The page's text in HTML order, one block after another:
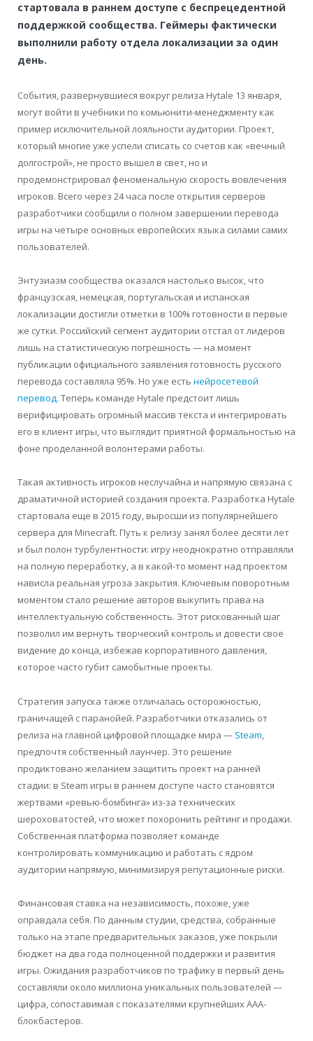
стартовала в раннем доступе с беспрецедентной
поддержкой сообщества. Геймеры фактически
выполнили работу отдела локализации за один
день.
События, развернувшиеся вокруг релиза Hytale 13 января,
могут войти в учебники по комьюнити-менеджменту как
пример исключительной лояльности аудитории. Проект,
который многие уже успели списать со счетов как «вечный
долгострой», не просто вышел в свет, но и
продемонстрировал феноменальную скорость вовлечения
игроков. Всего через 24 часа после открытия серверов
разработчики сообщили о полном завершении перевода
игры на четыре основных европейских языка силами самих
пользователей.
Энтузиазм сообщества оказался настолько высок, что
французская, немецкая, португальская и испанская
локализации достигли отметки в 100% готовности в первые
же сутки. Российский сегмент аудитории отстал от лидеров
лишь на статистическую погрешность — на момент
публикации официального заявления готовность русского
перевода составляла 95%. Но уже есть нейросетевой
перевод. Теперь команде Hytale предстоит лишь
верифицировать огромный массив текста и интегрировать
его в клиент игры, что выглядит приятной формальностью на
фоне проделанной волонтерами работы.
Такая активность игроков неслучайна и напрямую связана с
драматичной историей создания проекта. Разработка Hytale
стартовала еще в 2015 году, выросши из популярнейшего
сервера для Minecraft. Путь к релизу занял более десяти лет
и был полон турбулентности: игру неоднократно отправляли
на полную переработку, а в какой-то момент над проектом
нависла реальная угроза закрытия. Ключевым поворотным
моментом стало решение авторов выкупить права на
интеллектуальную собственность. Этот рискованный шаг
позволил им вернуть творческий контроль и довести свое
видение до конца, избежав корпоративного давления,
которое часто губит самобытные проекты.
Стратегия запуска также отличалась осторожностью,
граничащей с паранойей. Разработчики отказались от
релиза на главной цифровой площадке мира — Steam
предпочтя собственный лаунчер. Это решение
продиктовано желанием защитить проект на ранней
стадии: в Steam игры в раннем доступе часто становятся
жертвами «ревью-бомбинга» из-за технических
шероховатостей, что может похоронить рейтинг и продажи.
Собственная платформа позволяет команде
контролировать коммуникацию и работать с ядром
аудитории напрямую, минимизируя репутационные риски.
Финансовая ставка на независимость, похоже, уже
оправдала себя. По данным студии, средства, собранные
только на этапе предварительных заказов, уже покрыли
бюджет на два года полноценной поддержки и развития
игры. Ожидания разработчиков по трафику в первый день
составляли около миллиона уникальных пользователей —
цифра, сопоставимая с показателями крупнейших AAA-
блокбастеров.